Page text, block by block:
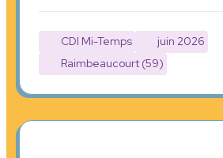
CDI Mi-Temps
juin 2026
Raimbeaucourt (59)